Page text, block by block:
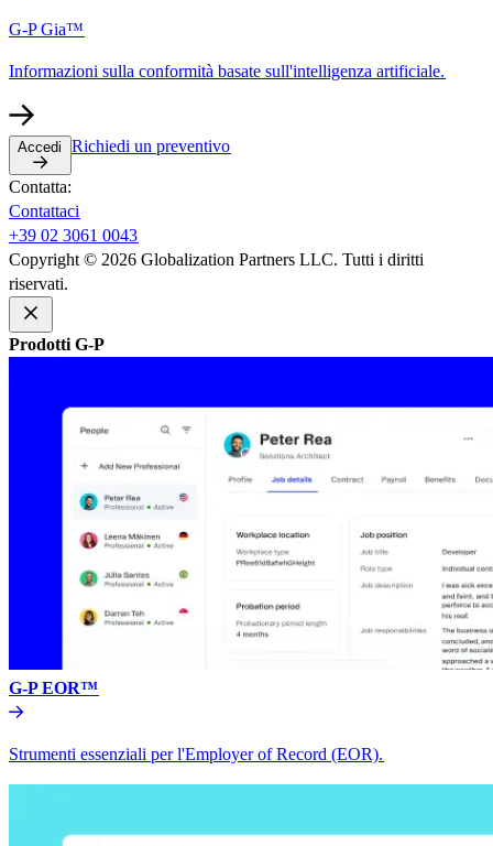
G-P Gia™​​
Informazioni sulla conformità basate sull'intelligenza artificiale.​​
Accedi​​ Richiedi un preventivo​​
Contatta:​​
Contattaci​​
+39 02 3061 0043​​
Copyright © 2026 Globalization Partners LLC. Tutti i diritti
riservati.​​
Prodotti G-P​​
G-P EOR™​​
Strumenti essenziali per l'Employer of Record (EOR).​​